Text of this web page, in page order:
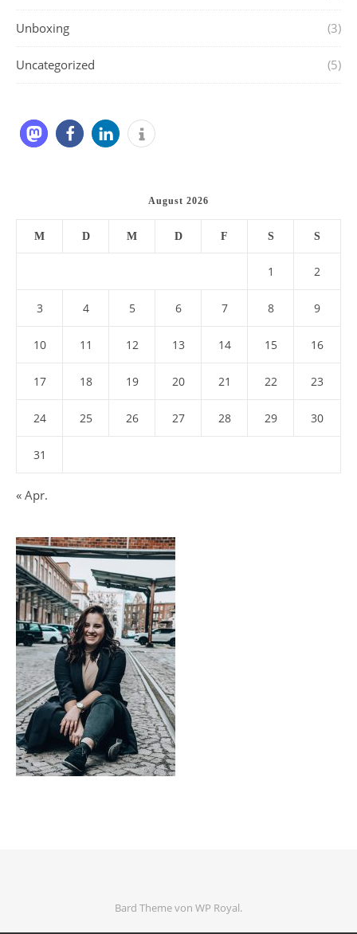
Unboxing (3)
Uncategorized (5)
August 2026
M D M D F S S
1 2
3 4 5 6 7 8 9
10 11 12 13 14 15 16
17 18 19 20 21 22 23
24 25 26 27 28 29 30
31
« Apr.
Bard Theme von WP Royal.